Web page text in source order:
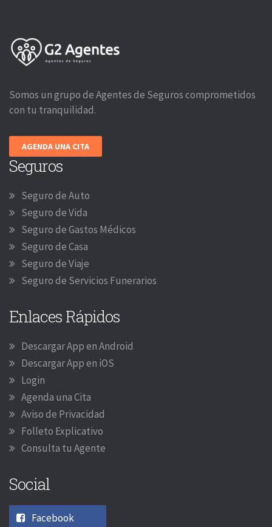
Somos un grupo de Agentes de Seguros comprometidos
con tu tranquilidad.
AGENDA UNA CITA
Seguros
Seguro de Auto
Seguro de Vida
Seguro de Gastos Médicos
Seguro de Casa
Seguro de Viaje
Seguro de Servicios Funerarios
Enlaces Rápidos
Descargar App en Android
Descargar App en iOS
Login
Agenda una Cita
Aviso de Privacidad
Folleto Explicativo
Consulta tu Agente
Social
Facebook